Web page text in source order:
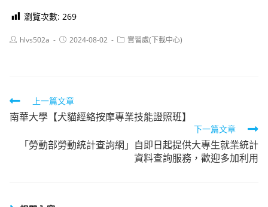
瀏覽次數: 269
Posthlvs502a
Post2024-08-02
Post實習處(下載中心)
Read
more
articles
上一篇文章
南華大學【犬貓經絡按摩專業技能證照班】
下一篇文章
「勞動部勞動統計查詢網」自即日起提供大專生就業統計
資料查詢服務，歡迎多加利用